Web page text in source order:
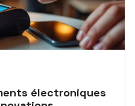
électroniques